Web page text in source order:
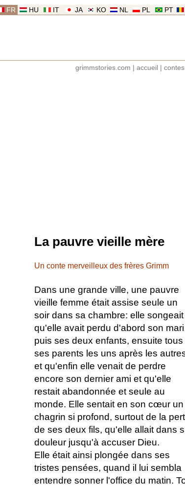
PT
PL
NL
KO
JA
IT
HU
FR
grimmstories.com accueil
La pauvre vieille mère
Un conte merveilleux des frères Grimm
Dans une grande ville, une pauvre
vieille femme était assise seule un
soir dans sa chambre: elle songeait
qu'elle avait perdu d'abord son
puis ses deux enfants, ensuite tous
ses parents les uns après les
et qu'enfin elle venait de perdre
encore son dernier ami et qu'elle
restait abandonnée et seule au
monde. Elle sentait en son cœur un
chagrin si profond, surtout de la
de ses deux fils, qu'elle allait dans
douleur jusqu'à accuser Dieu.
Elle était ainsi plongée dans ses
tristes pensées, quand il lui sembla
entendre sonner l'office du matin.